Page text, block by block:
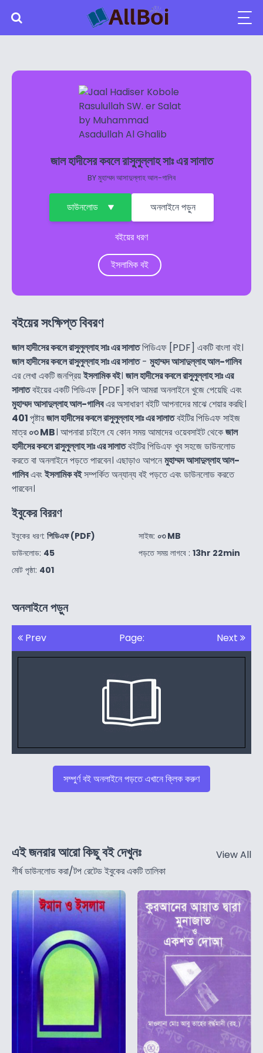
জাল হাদীসের কবলে রাসুলুল্লাহ সাঃ এর সালাত
BYমুহাম্মদ আসাদুল্লাহ আল-গালিব
ডাউনলোড অনলাইনে পড়ুন
বইয়ের ধরণ
ইসলামিক বই
বইয়ের সংক্ষিপ্ত বিবরণ
জাল হাদীসের কবলে রাসুলুল্লাহ সাঃ এর সালাতপিডিএফ [PDF] একটি বাংলা বই।
জাল হাদীসের কবলে রাসুলুল্লাহ সাঃ এর সালাত- মুহাম্মদ আসাদুল্লাহ আল-গালিব
এর লেখা একটি জনপ্রিয়ইসলামিক বই। জাল হাদীসের কবলে রাসুলুল্লাহ সাঃ এর
সালাতবইয়ের একটি পিডিএফ [PDF] কপি আমরা অনলাইনে খুজে পেয়েছি এবং
মুহাম্মদ আসাদুল্লাহ আল-গালিবএর অসাধারণ বইটি আপনাদের মাঝে শেয়ার করছি।
401পৃষ্টারজাল হাদীসের কবলে রাসুলুল্লাহ সাঃ এর সালাতবইটির পিডিএফ সাইজ
মাত্র০৩ MB। আপনারা চাইলে যে কোন সময় আমাদের ওয়েবসাইট থেকেজাল
হাদীসের কবলে রাসুলুল্লাহ সাঃ এর সালাতবইটির পিডিএফ খুব সহজে ডাউনলোড
করতে বা অনলাইনে পড়তে পারবেন। এছাড়াও আপনেমুহাম্মদ আসাদুল্লাহ আল-
গালিবএবংইসলামিক বইসম্পর্কিত অন্যান্য বই পড়তে এবং ডাউনলোড করতে
পারবেন।
ইবুকের বিররণ
ইবুকের ধরণ: পিডিএফ (PDF)
ডাউনলোড: 45
মোট পৃষ্ঠা: 401
সাইজ: ০৩ MB
পড়তে সময় লাগবে : 13hr 22min
অনলাইনে পড়ুন
Prev Page: Next
সম্পুর্ণ বই অনলাইনে পড়তে এখানে ক্লিক করুণ
এই জনরার আরো কিছু বই দেখুনঃ
শীর্ষ ডাউনলোড করা/টপ রেটেড ইবুকের একটি তালিকা
View All